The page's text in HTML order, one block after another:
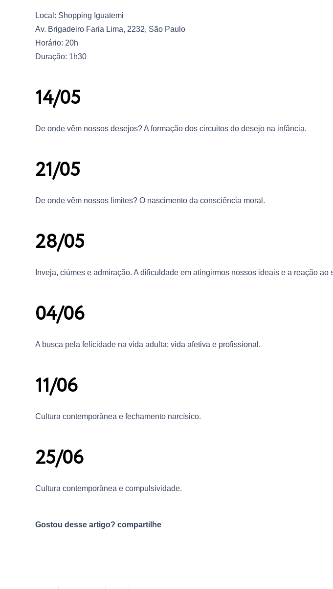
Local: Shopping Iguatemi
Av. Brigadeiro Faria Lima, 2232, São Paulo
Horário: 20h
Duração: 1h30
14/05
De onde vêm nossos desejos? A formação dos circuitos do desejo na infância.
21/05
De onde vêm nossos limites? O nascimento da consciência moral.
28/05
Inveja, ciúmes e admiração. A dificuldade em atingirmos nossos ideais e a reação ao
04/06
A busca pela felicidade na vida adulta: vida afetiva e profissional.
11/06
Cultura contemporânea e fechamento narcísico.
25/06
Cultura contemporânea e compulsividade.
Gostou desse artigo? compartilhe